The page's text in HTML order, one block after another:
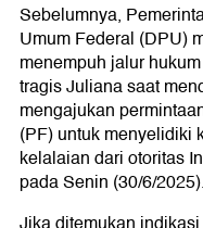
Sebelumnya,
Umum Federal (DPU)
menempuh jalur
tragis Juliana saat
mengajukan
(PF) untuk menyelidiki
kelalaian dari otoritas
pada Senin (30/6/2025).